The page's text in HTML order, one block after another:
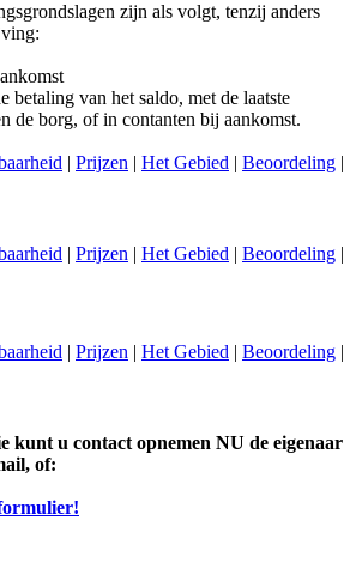
zijn als volgt, tenzij anders
betaling van het saldo, met de laatste
de borg, of in contanten bij aankomst.
| Prijzen | Het Gebied | Beoordeling |
| Prijzen | Het Gebied | Beoordeling |
| Prijzen | Het Gebied | Beoordeling |
kunt u contact opnemen NU de eigenaar
of: